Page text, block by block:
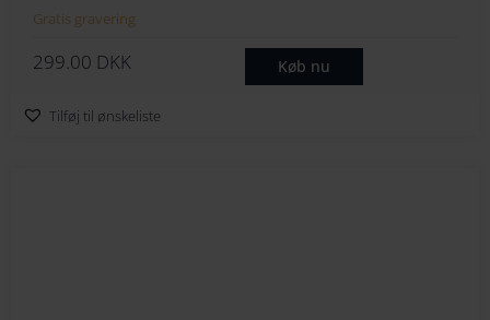
Gratis gravering
299.00 DKK Køb nu
Tilføj til ønskeliste